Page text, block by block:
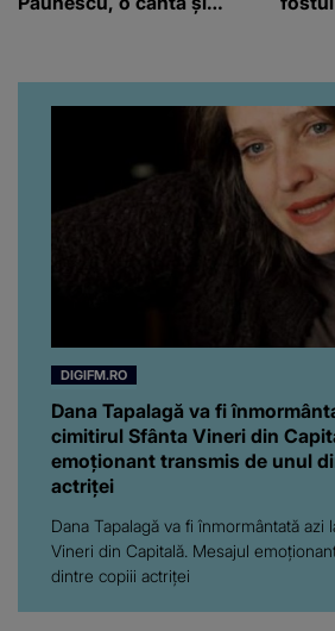
pe
chiar
DIGIFM.RO
Dana Tapalagă va fi
cimitirul Sfânta Vineri din
emoționant transmis de unul
actriței
Dana Tapalagă va fi înmormântată azi
Vineri din Capitală. Mesajul
dintre copiii actriței